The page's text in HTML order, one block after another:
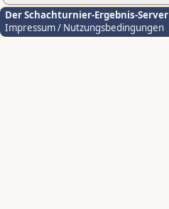
Der Schachturnier-Ergebnis-Server
Impressum / Nutzungsbedingungen